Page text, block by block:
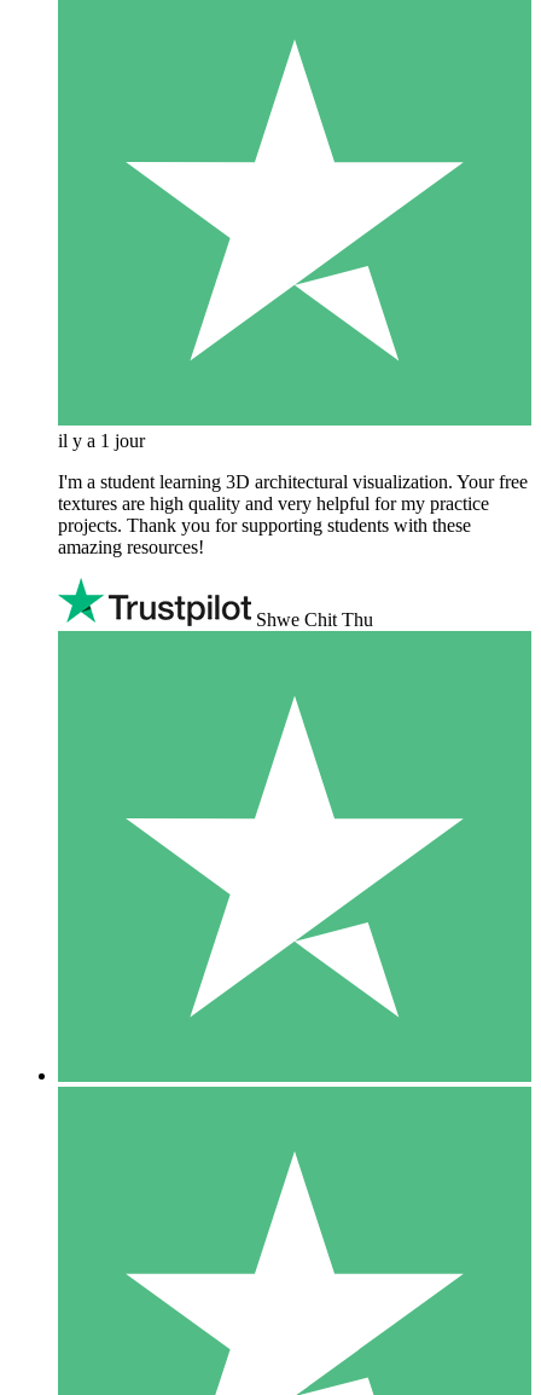
il y a 1 jour
I'm a student learning 3D architectural visualization. Your free
textures are high quality and very helpful for my practice
projects. Thank you for supporting students with these
amazing resources!
Shwe Chit Thu